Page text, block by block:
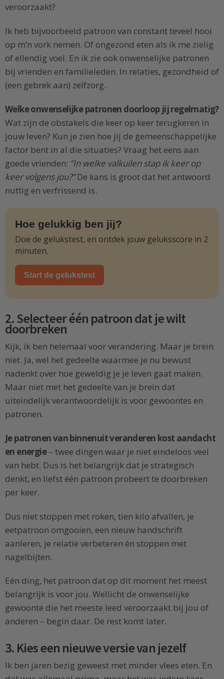
veroorzaakt?
Ik heb bijvoorbeeld patroon van constant teveel hooi
op m’n vork nemen. Of ongezond eten als ik me zielig
of ellendig voel. En ik zie ook onwenselijke patronen
bij vrienden en familieleden. In relaties, gezondheid of
(een gebrek aan) zelfzorg.
Welke onwenselijke patronen doorloop jij regelmatig?
Wat zijn de obstakels die keer op keer terugkeren in
jouw leven? Kun je zien hoe jij de gemeenschappelijke
factor bent in al die situaties? Vraag het eens aan
goede vrienden: ”In welke valkuilen stap ik keer op
keer volgens jou?”De kans is groot dat het antwoord
nuttig en verfrissend is.
Hoe gelukkig ben jij?
Doe de gelukstest, en ontdek jouw geluksscore in 2
minuten.
Start de gelukstest
2. Selecteer één patroon dat je wilt
doorbreken
Kijk, ik ben helemaal voor verandering. Maar je brein
niet. Ja, wel het gedeelte waarmee je nu bewust
nadenkt over hoe geweldig je je leven gaat maken.
Maar niet met het gedeelte van je brein dat
uiteindelijk verantwoordelijk is voor gewoontes en
patronen.
Je patronen van binnenuit veranderen kost aandacht
en energie– twee dingen waar je niet eindeloos veel
van hebt. Dus is het belangrijk dat je strategisch
denkt, en liefst één patroon probeert te doorbreken
per keer.
Dus niet stoppen met roken, tien kilo afvallen, je
eetpatroon omgooien, een nieuw handschrift
aanleren, je relatie verbeteren én stoppen met
nagelbijten.
Eén ding, het patroon dat op dit moment het meest
belangrijk is voor jou. Wellicht de onwenselijke
gewoonte die het meeste leed veroorzaakt bij jou of
anderen – begin daar. De rest komt later.
3. Kies een nieuwe versie van jezelf
Ik ben jaren bezig geweest met minder vlees eten. En